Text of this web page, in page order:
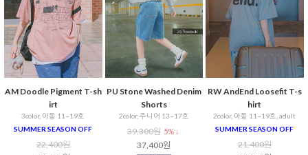
AM Doodle Pigment T-sh
irt
3color, 아동 11~19호
SUMMER SEASON OFF
22,400원
PU Stone Washed Denim
Shorts
2color, 주니어 13~17호
39,300원 5% ↓
37,400원
RW AndEnd Loosefit T-s
hirt
2color, 아동 11~19호, adult
SUMMER SEASON OFF
21,400원